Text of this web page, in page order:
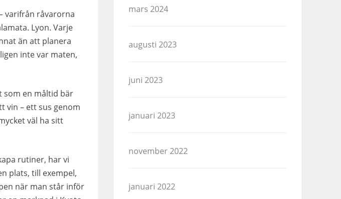
varifrån råvarorna
Lyon. Varje
än att planera
inte var maten,
som en måltid bär
vin – ett sus genom
väl ha sitt
rutiner, har vi
plats, till exempel,
när man står inför
mars 2024
augusti 2023
juni 2023
januari 2023
november 2022
januari 2022